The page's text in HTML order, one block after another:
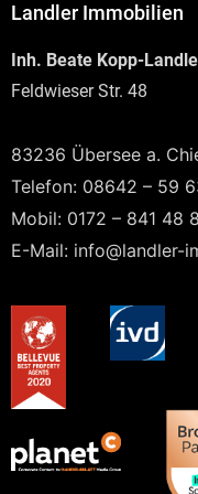
Landler Immobilien
Inh. Beate Kopp-
Feldwieser Str. 48
83236 Übersee a.
Telefon: 08642 – 59
Mobil: 0172 – 841 48
E-Mail: info@landler-